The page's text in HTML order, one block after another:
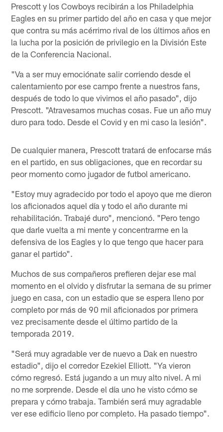
Prescott y los Cowboys recibirán a los Philadelphia
Eagles en su primer partido del año en casa y que mejor
que contra su más acérrimo rival de los últimos años en
la lucha por la posición de privilegio en la División Este
de la Conferencia Nacional.
"Va a ser muy emociónate salir corriendo desde el
calentamiento por ese campo frente a nuestros fans,
después de todo lo que vivimos el año pasado", dijo
Prescott. "Atravesamos muchas cosas. Fue un año muy
duro para todo. Desde el Covid y en mi caso la lesión".
De cualquier manera, Prescott tratará de enfocarse más
en el partido, en sus obligaciones, que en recordar su
peor momento como jugador de futbol americano.
"Estoy muy agradecido por todo el apoyo que me dieron
los aficionados aquel día y todo el año durante mi
rehabilitación. Trabajé duro", mencionó. "Pero tengo
que darle vuelta a mi mente y concentrarme en la
defensiva de los Eagles y lo que tengo que hacer para
ganar el partido".
Muchos de sus compañeros prefieren dejar ese mal
momento en el olvido y disfrutar la semana de su primer
juego en casa, con un estadio que se espera lleno por
completo por más de 90 mil aficionados por primera
vez precisamente desde el último partido de la
temporada 2019.
"Será muy agradable ver de nuevo a Dak en nuestro
estadio", dijo el corredor Ezekiel Elliott. "Ya vieron
cómo regresó. Está jugando a un muy alto nivel. A mi
no me sorprende. Desde el día uno he visto cómo se
prepara y cómo trabaja. También será muy agradable
ver ese edificio lleno por completo. Ha pasado tiempo".